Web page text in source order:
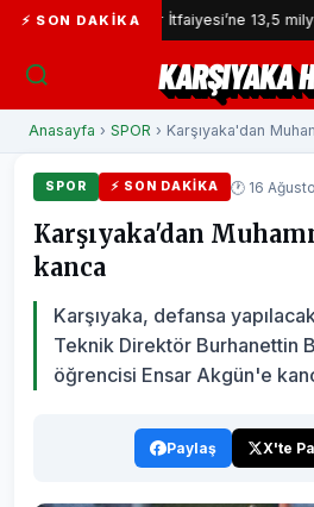
⚡ SON DAKIKA
İzmir İtfaiyesi’ne 13,5 milyon
KARŞIYAKA
Anasayfa › SPOR › Karşıyaka'dan
SPOR ⚡ SON DAKIKA 🕐 16
Karşıyaka'dan
kanca
Karşıyaka, defansa
Teknik Direktör Burhanettin
öğrencisi Ensar Akgün'e
Paylaş X'te